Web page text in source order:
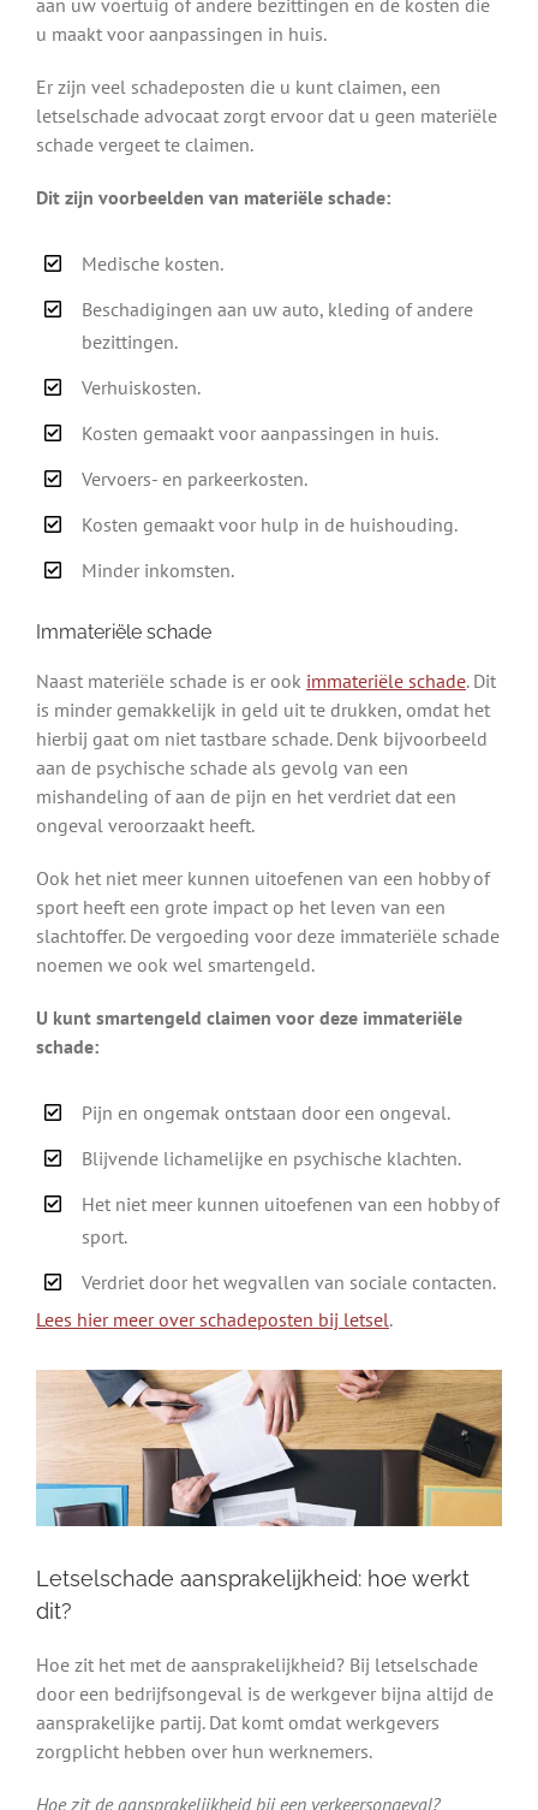
aan uw voertuig of andere bezittingen en de kosten die
u maakt voor aanpassingen in huis.
Er zijn veel schadeposten die u kunt claimen, een
letselschade advocaat zorgt ervoor dat u geen materiële
schade vergeet te claimen.
Dit zijn voorbeelden van materiële schade:
Medische kosten.
Beschadigingen aan uw auto, kleding of andere
bezittingen.
Verhuiskosten.
Kosten gemaakt voor aanpassingen in huis.
Vervoers- en parkeerkosten.
Kosten gemaakt voor hulp in de huishouding.
Minder inkomsten.
Immateriële schade
Naast materiële schade is er ook immateriële schade. Dit
is minder gemakkelijk in geld uit te drukken, omdat het
hierbij gaat om niet tastbare schade. Denk bijvoorbeeld
aan de psychische schade als gevolg van een
mishandeling of aan de pijn en het verdriet dat een
ongeval veroorzaakt heeft.
Ook het niet meer kunnen uitoefenen van een hobby of
sport heeft een grote impact op het leven van een
slachtoffer. De vergoeding voor deze immateriële schade
noemen we ook wel smartengeld.
U kunt smartengeld claimen voor deze immateriële
schade:
Pijn en ongemak ontstaan door een ongeval.
Blijvende lichamelijke en psychische klachten.
Het niet meer kunnen uitoefenen van een hobby of
sport.
Verdriet door het wegvallen van sociale contacten.
Lees hier meer over schadeposten bij letsel.
Letselschade aansprakelijkheid: hoe werkt
dit?
Hoe zit het met de aansprakelijkheid? Bij letselschade
door een bedrijfsongeval is de werkgever bijna altijd de
aansprakelijke partij. Dat komt omdat werkgevers
zorgplicht hebben over hun werknemers.
Hoe zit de aansprakelijkheid bij een verkeersongeval?